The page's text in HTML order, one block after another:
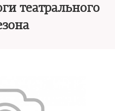
театрального